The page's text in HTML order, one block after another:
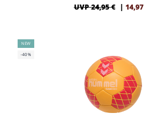
UVP 24,95 € | 14,97
NEW
-40%